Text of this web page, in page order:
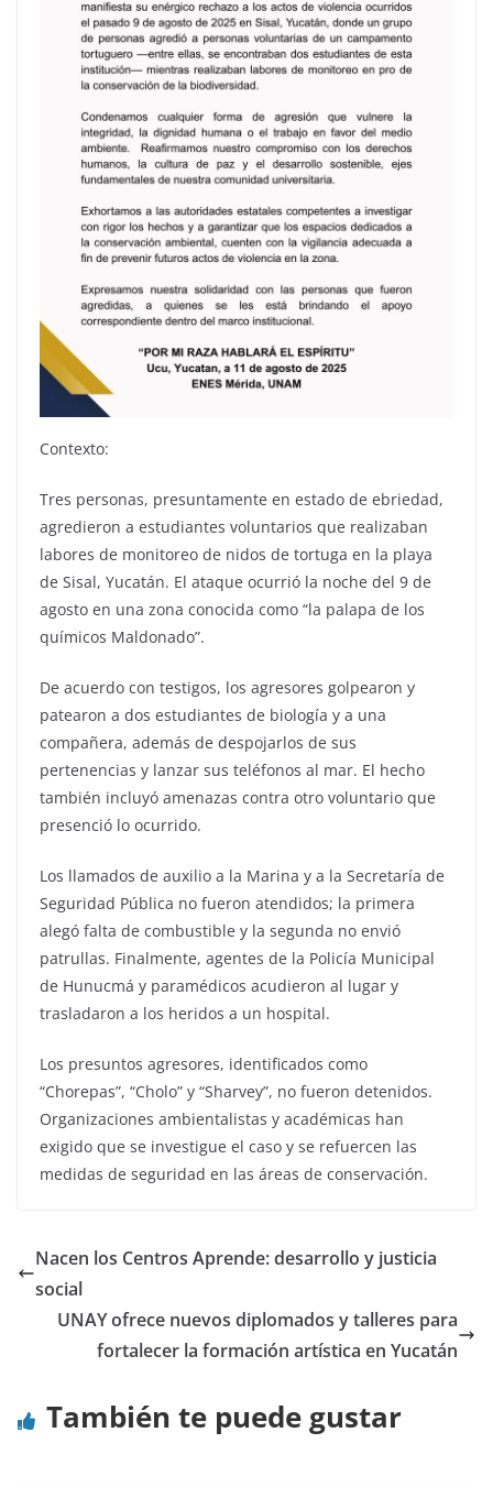
Contexto:
Tres personas, presuntamente en estado de ebriedad,
agredieron a estudiantes voluntarios que realizaban
labores de monitoreo de nidos de tortuga en la playa
de Sisal, Yucatán. El ataque ocurrió la noche del 9 de
agosto en una zona conocida como “la palapa de los
químicos Maldonado”.
De acuerdo con testigos, los agresores golpearon y
patearon a dos estudiantes de biología y a una
compañera, además de despojarlos de sus
pertenencias y lanzar sus teléfonos al mar. El hecho
también incluyó amenazas contra otro voluntario que
presenció lo ocurrido.
Los llamados de auxilio a la Marina y a la Secretaría de
Seguridad Pública no fueron atendidos; la primera
alegó falta de combustible y la segunda no envió
patrullas. Finalmente, agentes de la Policía Municipal
de Hunucmá y paramédicos acudieron al lugar y
trasladaron a los heridos a un hospital.
Los presuntos agresores, identificados como
“Chorepas”, “Cholo” y “Sharvey”, no fueron detenidos.
Organizaciones ambientalistas y académicas han
exigido que se investigue el caso y se refuercen las
medidas de seguridad en las áreas de conservación.
Nacen los Centros Aprende: desarrollo y justicia
social
UNAY ofrece nuevos diplomados y talleres para
fortalecer la formación artística en Yucatán
También te puede gustar